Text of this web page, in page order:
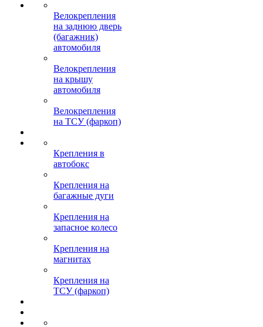
Велокрепления
на заднюю дверь
(багажник)
автомобиля
Велокрепления
на крышу
автомобиля
Велокрепления
на ТСУ (фаркоп)
Крепления в
автобокс
Крепления на
багажные дуги
Крепления на
запасное колесо
Крепления на
магнитах
Крепления на
ТСУ (фаркоп)